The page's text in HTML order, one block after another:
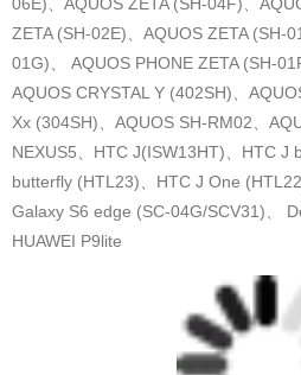
ZETA (SH-02E)、AQUOS ZETA (SH-
01G)、 AQUOS PHONE ZETA (SH-
AQUOS CRYSTAL Y (402SH)、
Xx (304SH)、AQUOS SH-RM02、
NEXUS5、HTC J(ISW13HT)、HTC J
butterfly (HTL23)、HTC J One
Galaxy S6 edge (SC-04G/SCV31)、
HUAWEI P9lite